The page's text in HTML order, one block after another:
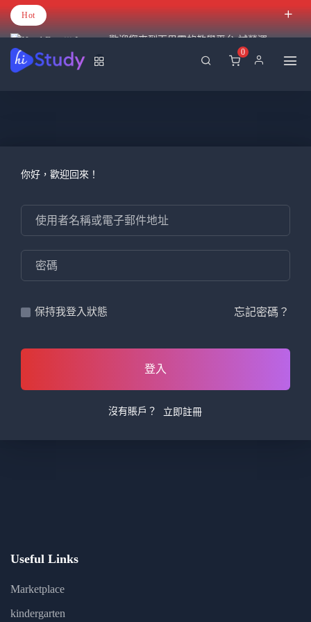
Hot
歡迎您來到百里霧的教學平台 試營運
0
你好，歡迎回來！
保持我登入狀態 忘記密碼？
登入
沒有賬戶？ 立即註冊
Useful Links
Marketplace
kindergarten